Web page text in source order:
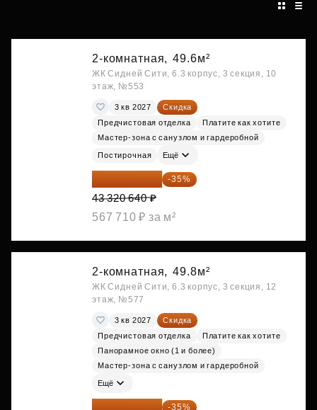
2-комнатная, 49.6м²
ЖК Сидней Сити, 6.3 корпус, 3 секция, 10
этаж, №553
3 кв 2027
Скидка
Предчистовая отделка
Платите как хотите
Мастер-зона с санузлом и гардеробной
Постирочная Ещё
28 158 416 ₽ -35%
43 320 640 ₽
567 710 ₽ за м²
2-комнатная, 49.8м²
ЖК Сидней Сити, 6.3 корпус, 3 секция, 12
этаж, №577
3 кв 2027
Скидка
Предчистовая отделка
Платите как хотите
Панорамное окно (1 и более)
Мастер-зона с санузлом и гардеробной
Ещё
28 336 698 ₽ -35%